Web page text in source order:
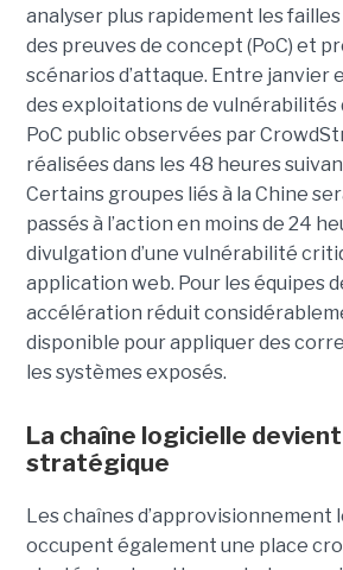
analyser plus rapidement les
des preuves de concept (PoC) et
scénarios d’attaque. Entre janvier
des exploitations de vulnérabilités
PoC public observées par
réalisées dans les 48 heures
Certains groupes liés à la Chine
passés à l’action en moins de 24
divulgation d’une vulnérabilité
application web. Pour les équipes
accélération réduit
disponible pour appliquer des
les systèmes exposés.
La chaîne logicielle
stratégique
Les chaînes d’approvisionnement
occupent également une place